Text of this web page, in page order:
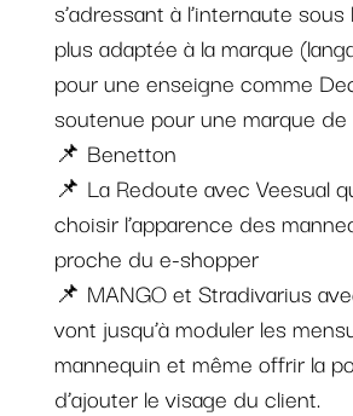
s’adressant à l’internaute
plus adaptée à la marque
pour une enseigne comme
soutenue pour une marque de
📌 Benetton
📌 La Redoute avec Veesual
choisir l’apparence des
proche du e-shopper
📌 MANGO et Stradivarius
vont jusqu’à moduler les
mannequin et même offrir la
d’ajouter le visage du client.